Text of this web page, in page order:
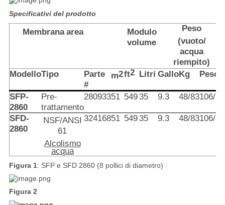
Specificativi del prodotto
Membrana area
Modulo
volume
Peso
(vuoto/
acqua
riempito)
ModelloTipo
Parte
#
m2ft2 Litri GalloKg Peso
SFP-
2860
Pre-
trattamento
28093351 54935 9.3 48/83106/
SFD-
2860
NSF/ANSI
61
Alcolismo
acqua
32416851 54935 9.3 48/83106/
Figura 1: SFP e SFD 2860 (8 pollici di diametro)
Figura 2